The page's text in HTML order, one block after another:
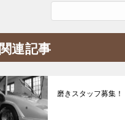
関連記事
磨きスタッフ募集！